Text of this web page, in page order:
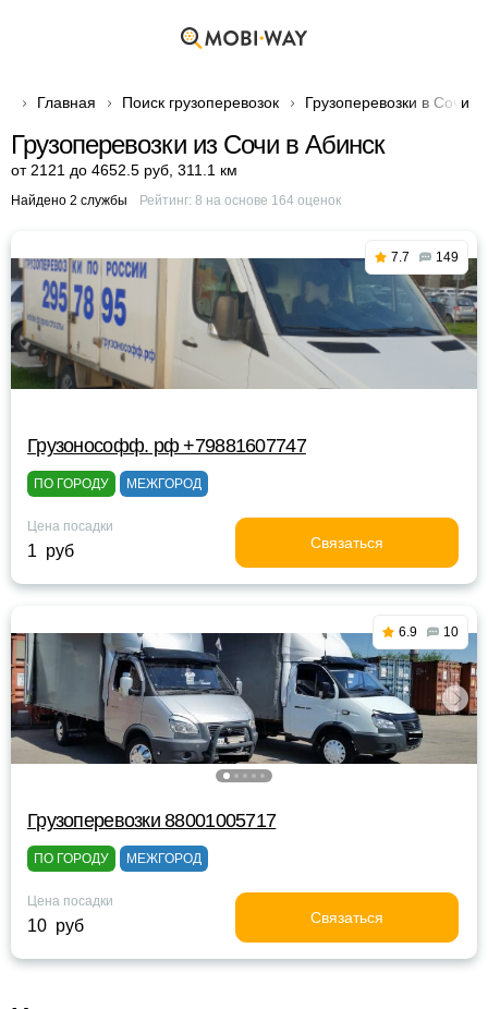
Главная Поиск грузоперевозок Грузоперевозки в Сочи
Грузоперевозки из Сочи в Абинск
от 2121 до 4652.5 руб 311.1 км
Найдено 2 службы Рейтинг: 8 на основе 164оценок
7.7 149
Грузонософф. рф +79881607747
ПО ГОРОДУ МЕЖГОРОД
Цена посадки
1 руб Связаться
6.9 10
Грузоперевозки 88001005717
ПО ГОРОДУ МЕЖГОРОД
Цена посадки
10 руб Связаться